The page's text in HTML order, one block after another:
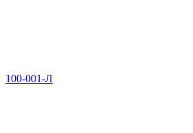
100-001-Л